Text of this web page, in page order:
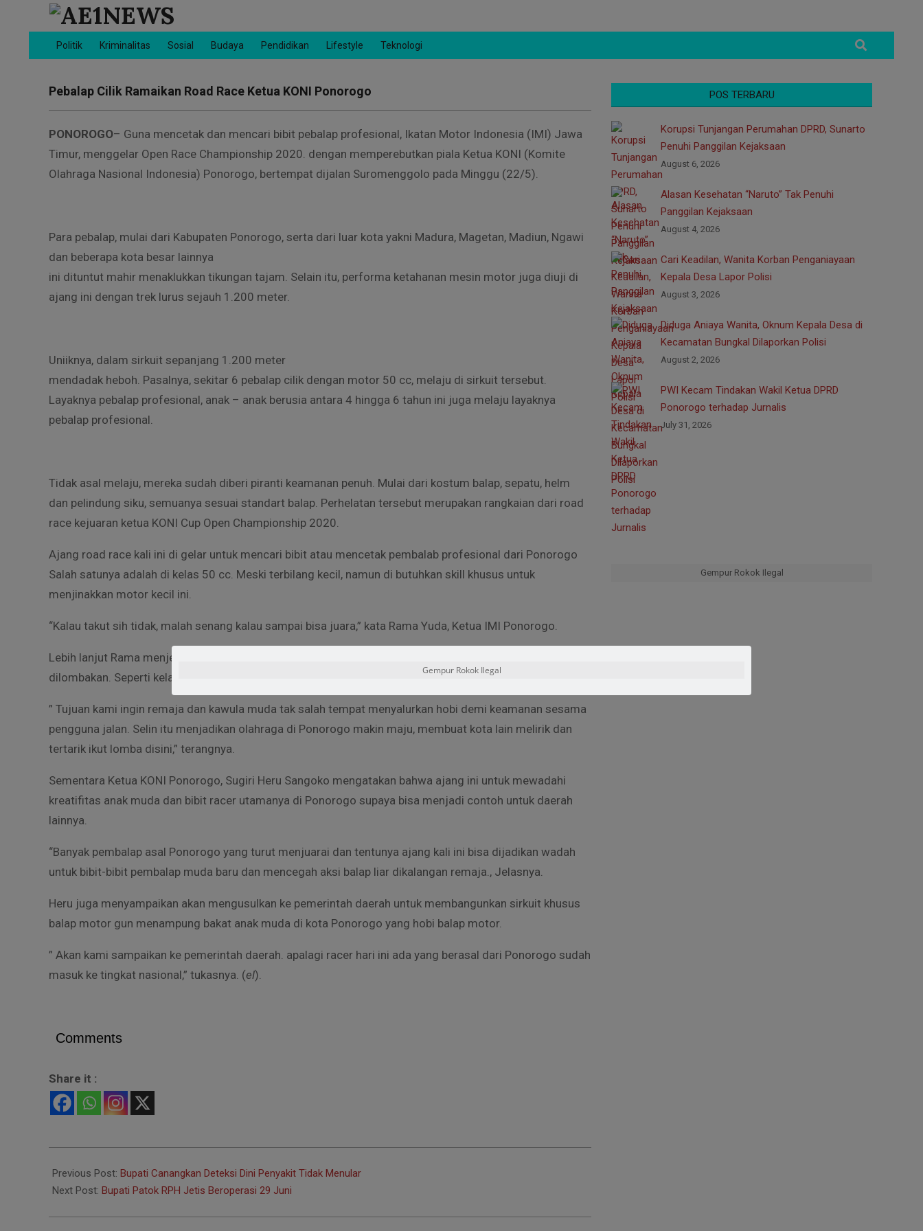
AE1NEWS
Primary
Menu
Politik Kriminalitas Sosial Budaya Pendidikan Lifestyle Teknologi
Search
Pebalap Cilik Ramaikan Road Race Ketua KONI Ponorogo
PONOROGO– Guna mencetak dan mencari bibit pebalap profesional, Ikatan Motor Indonesia (IMI) Jawa
Timur, menggelar Open Race Championship 2020. dengan memperebutkan piala Ketua KONI (Komite
Olahraga Nasional Indonesia) Ponorogo, bertempat dijalan Suromenggolo pada Minggu (22/5).
Para pebalap, mulai dari Kabupaten Ponorogo, serta dari luar kota yakni Madura, Magetan, Madiun, Ngawi
dan beberapa kota besar lainnya
ini dituntut mahir menaklukkan tikungan tajam. Selain itu, performa ketahanan mesin motor juga diuji di
ajang ini dengan trek lurus sejauh 1.200 meter.
Uniiknya, dalam sirkuit sepanjang 1.200 meter
mendadak heboh. Pasalnya, sekitar 6 pebalap cilik dengan motor 50 cc, melaju di sirkuit tersebut.
Layaknya pebalap profesional, anak – anak berusia antara 4 hingga 6 tahun ini juga melaju layaknya
pebalap profesional.
Tidak asal melaju, mereka sudah diberi piranti keamanan penuh. Mulai dari kostum balap, sepatu, helm
dan pelindung siku, semuanya sesuai standart balap. Perhelatan tersebut merupakan rangkaian dari road
race kejuaran ketua KONI Cup Open Championship 2020.
Ajang road race kali ini di gelar untuk mencari bibit atau mencetak pembalab profesional dari Ponorogo
Salah satunya adalah di kelas 50 cc. Meski terbilang kecil, namun di butuhkan skill khusus untuk
menjinakkan motor kecil ini.
“Kalau takut sih tidak, malah senang kalau sampai bisa juara,” kata Rama Yuda, Ketua IMI Ponorogo.
Lebih lanjut Rama menjelaskan, selain kelas mini, ajang adu cepat juga banyak jenis kendaraan yang
dilombakan. Seperti kelas bebek 110 standar, scootic, 2 tak, 4 tak, moto GP mini dan skuter perempuan.
” Tujuan kami ingin remaja dan kawula muda tak salah tempat menyalurkan hobi demi keamanan sesama
pengguna jalan. Selin itu menjadikan olahraga di Ponorogo makin maju, membuat kota lain melirik dan
tertarik ikut lomba disini,” terangnya.
Sementara Ketua KONI Ponorogo, Sugiri Heru Sangoko mengatakan bahwa ajang ini untuk mewadahi
kreatifitas anak muda dan bibit racer utamanya di Ponorogo supaya bisa menjadi contoh untuk daerah
lainnya.
“Banyak pembalap asal Ponorogo yang turut menjuarai dan tentunya ajang kali ini bisa dijadikan wadah
untuk bibit-bibit pembalap muda baru dan mencegah aksi balap liar dikalangan remaja., Jelasnya.
Heru juga menyampaikan akan mengusulkan ke pemerintah daerah untuk membangunkan sirkuit khusus
balap motor gun menampung bakat anak muda di kota Ponorogo yang hobi balap motor.
” Akan kami sampaikan ke pemerintah daerah. apalagi racer hari ini ada yang berasal dari Ponorogo sudah
masuk ke tingkat nasional,” tukasnya. (el).
Comments
Share it :
05-
22
Previous Post: Bupati Canangkan Deteksi Dini Penyakit Tidak Menular
Next Post: Bupati Patok RPH Jetis Beroperasi 29 Juni
POS TERBARU
Korupsi Tunjangan Perumahan DPRD, Sunarto
Penuhi Panggilan Kejaksaan
August 6, 2026
Alasan Kesehatan “Naruto” Tak Penuhi
Panggilan Kejaksaan
August 4, 2026
Cari Keadilan, Wanita Korban Penganiayaan
Kepala Desa Lapor Polisi
August 3, 2026
Diduga Aniaya Wanita, Oknum Kepala Desa di
Kecamatan Bungkal Dilaporkan Polisi
August 2, 2026
PWI Kecam Tindakan Wakil Ketua DPRD
Ponorogo terhadap Jurnalis
July 31, 2026
Gempur Rokok Ilegal
Gempur Rokok Ilegal